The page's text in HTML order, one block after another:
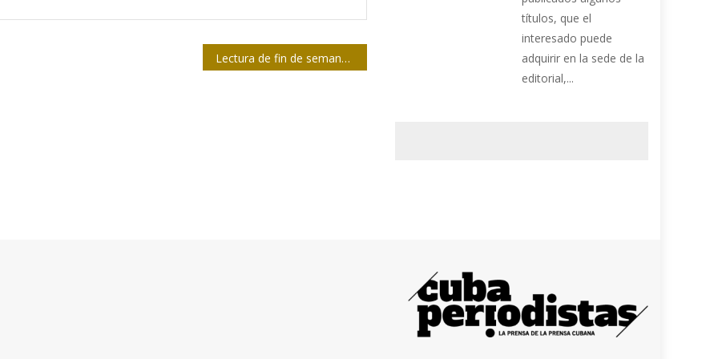
Lectura de fin de semana: La luz de Yara
títulos, que el
interesado puede
adquirir en la sede de la
editorial,...